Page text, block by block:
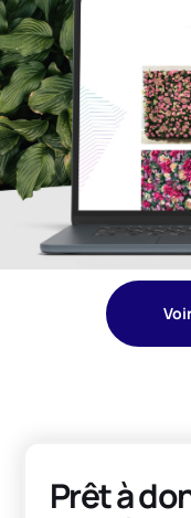
Prêt à